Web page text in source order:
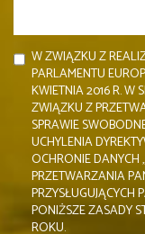
W ZWIĄZKU Z
PARLAMENTU
KWIETNIA 2016 R. W
ZWIĄZKU Z
SPRAWIE
UCHYLENIA
OCHRONIE DANYCH
PRZETWARZANIA
PONIŻSZE ZASADY
ROKU.